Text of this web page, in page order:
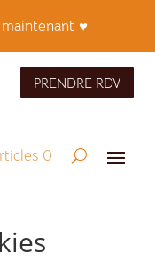
♥
PRENDRE RDV
0